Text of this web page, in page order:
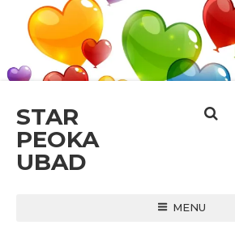
STAR
PEOKA
UBAD
MENU